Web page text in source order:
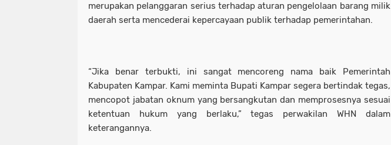
merupakan pelanggaran serius terhadap aturan pengelolaan barang milik
daerah serta mencederai kepercayaan publik terhadap pemerintahan.
“Jika benar terbukti, ini sangat mencoreng nama baik Pemerintah
Kabupaten Kampar. Kami meminta Bupati Kampar segera bertindak tegas,
mencopot jabatan oknum yang bersangkutan dan memprosesnya sesuai
ketentuan hukum yang berlaku,” tegas perwakilan WHN dalam
keterangannya.